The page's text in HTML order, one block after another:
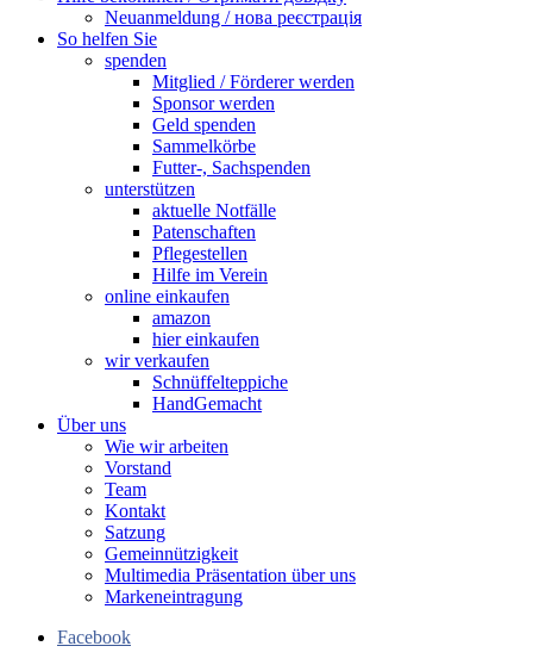
Neuanmeldung / нова реєстрація
So helfen Sie
spenden
Mitglied / Förderer werden
Sponsor werden
Geld spenden
Sammelkörbe
Futter-, Sachspenden
unterstützen
aktuelle Notfälle
Patenschaften
Pflegestellen
Hilfe im Verein
online einkaufen
amazon
hier einkaufen
wir verkaufen
Schnüffelteppiche
HandGemacht
Über uns
Wie wir arbeiten
Vorstand
Team
Kontakt
Satzung
Gemeinnützigkeit
Multimedia Präsentation über uns
Markeneintragung
Facebook